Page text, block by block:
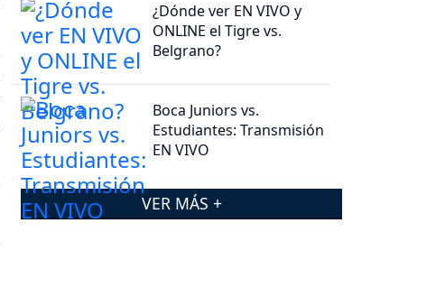
¿Dónde ver EN VIVO y
ONLINE el Tigre vs.
Belgrano?
Boca Juniors vs.
Estudiantes: Transmisión
EN VIVO
VER MÁS +